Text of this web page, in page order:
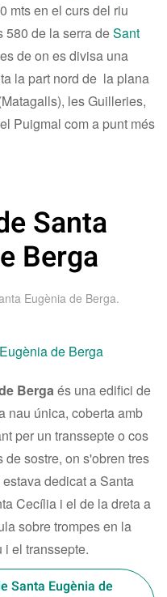
mts en el curs del riu
580 de la serra deSant
de on es divisa una
la part nord de la plana
les Guilleries,
Puigmal com a punt més
Santa
Berga
Eugènia de Berga.
Bergaés una edifici de
nau única, coberta amb
per un transsepte o cos
sostre, on s'obren tres
dedicat a Santa
Cecília i el de la dreta a
sobre trompes en la
i el transsepte.
Santa Eugènia de